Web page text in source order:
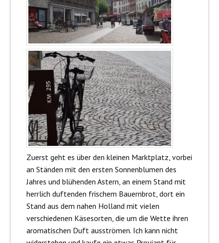
Zuerst geht es über den kleinen Marktplatz, vorbei
an Ständen mit den ersten Sonnenblumen des
Jahres und blühenden Astern, an einem Stand mit
herrlich duftenden frischem Bauernbrot, dort ein
Stand aus dem nahen Holland mit vielen
verschiedenen Käsesorten, die um die Wette ihren
aromatischen Duft ausströmen. Ich kann nicht